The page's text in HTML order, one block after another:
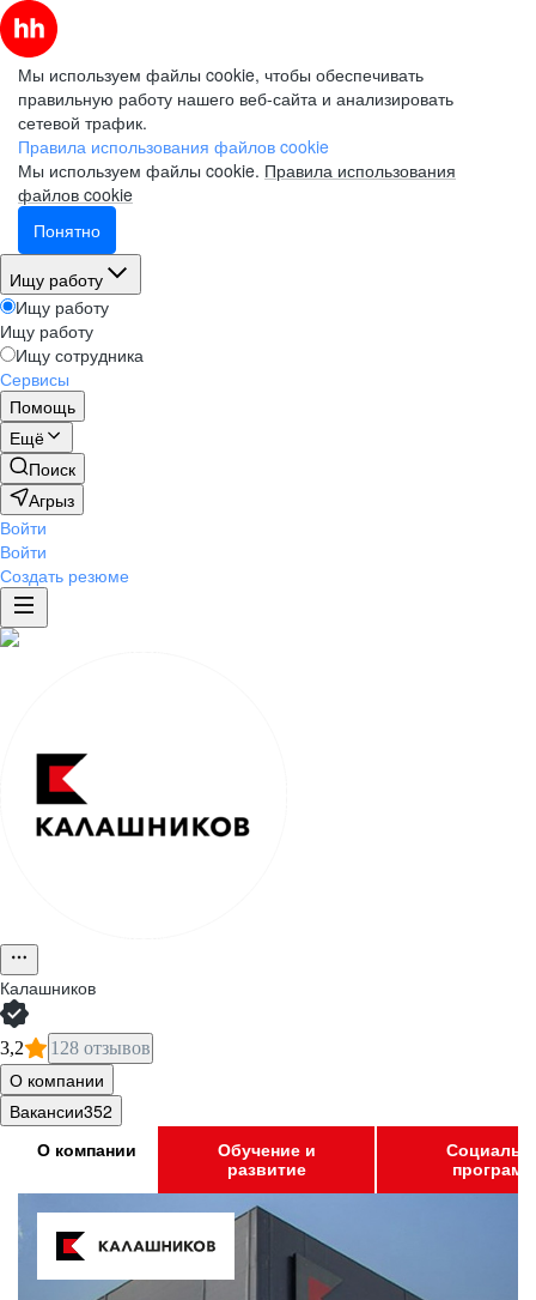
Мы используем файлы cookie, чтобы обеспечивать
правильную работу нашего веб-сайта и анализировать
сетевой трафик.
Правила использования файлов cookie
Мы используем файлы cookie. Правила использования
файлов cookie
Понятно
Ищу работу
Ищу работу
Ищу работу
Ищу сотрудника
Сервисы
Помощь
Ещё
Поиск
Агрыз
Войти
Войти
Создать резюме
Калашников
3,2 128 отзывов
О компании
Вакансии352
О компании
Обучение и
развитие